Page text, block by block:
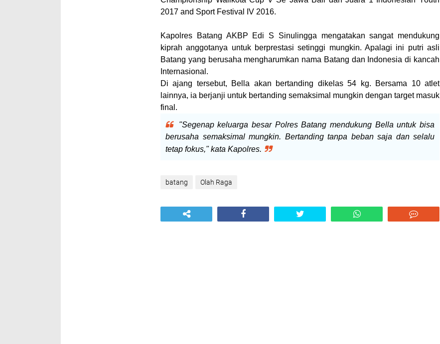
2017 and Sport Festival IV 2016.
Kapolres Batang AKBP Edi S Sinulingga mengatakan sangat mendukung
kiprah anggotanya untuk berprestasi setinggi mungkin. Apalagi ini putri asli
Batang yang berusaha mengharumkan nama Batang dan Indonesia di kancah
Internasional.
Di ajang tersebut, Bella akan bertanding dikelas 54 kg. Bersama 10 atlet
lainnya, ia berjanji untuk bertanding semaksimal mungkin dengan target masuk
final.
"Segenap keluarga besar Polres Batang mendukung Bella untuk bisa
berusaha semaksimal mungkin. Bertanding tanpa beban saja dan selalu
tetap fokus," kata Kapolres.
batang Olah Raga